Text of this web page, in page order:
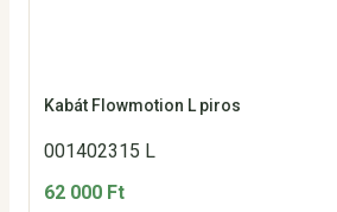
Kabát Flowmotion L piros
001402315 L
62 000 Ft